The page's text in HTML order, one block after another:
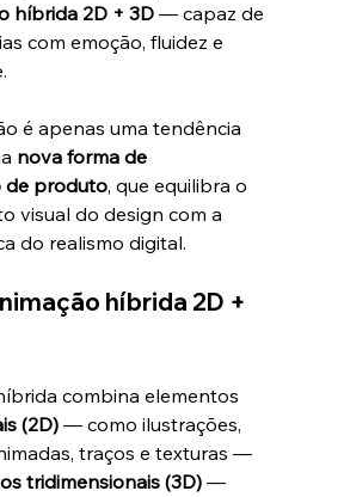
híbrida 2D + 3D — capaz de
com emoção, fluidez e
é apenas uma tendência
nova forma de
de produto, que equilibra o
visual do design com a
do realismo digital.
híbrida 2D +
combina elementos
(2D) — como ilustrações,
traços e texturas —
tridimensionais (3D) —